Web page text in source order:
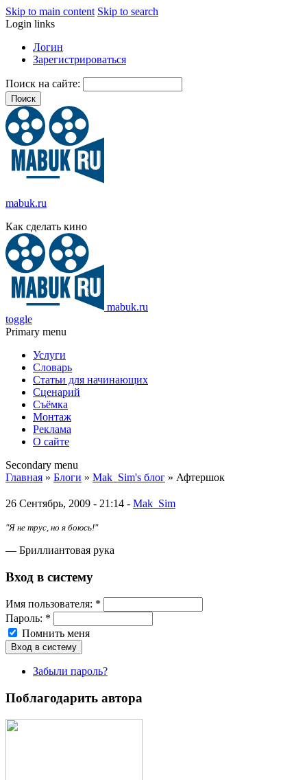
Skip to main content Skip to search
Login links
Логин
Зарегистрироваться
Поиск на сайте:
mabuk.ru
Как сделать кино
mabuk.ru
toggle
Primary menu
Услуги
Словарь
Статьи для начинающих
Сценарий
Съёмка
Монтаж
Реклама
О сайте
Secondary menu
Главная » Блоги » Mak_Sim's блог » Афтершок
26 Сентябрь, 2009 - 21:14 - Mak_Sim
"Я не трус, но я боюсь!"
— Бриллиантовая рука
Вход в систему
Имя пoльзовaтeля: *
Пароль: *
Помнить меня
Забыли пароль?
Поблагодарить автора